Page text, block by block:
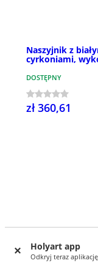
Holyart app
Odkryj teraz
Naszyjnik z
cyrkoniami,
DOSTĘPNY
zł 360,61